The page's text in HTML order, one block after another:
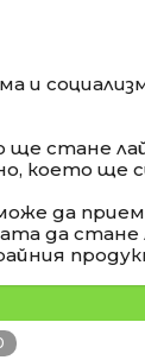
и
ще стане
което ще
да
да стане